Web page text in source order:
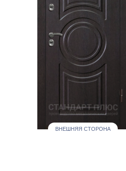
ВНЕШНЯЯ СТОРОНА